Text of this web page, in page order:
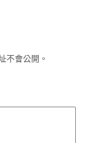
不會公開。